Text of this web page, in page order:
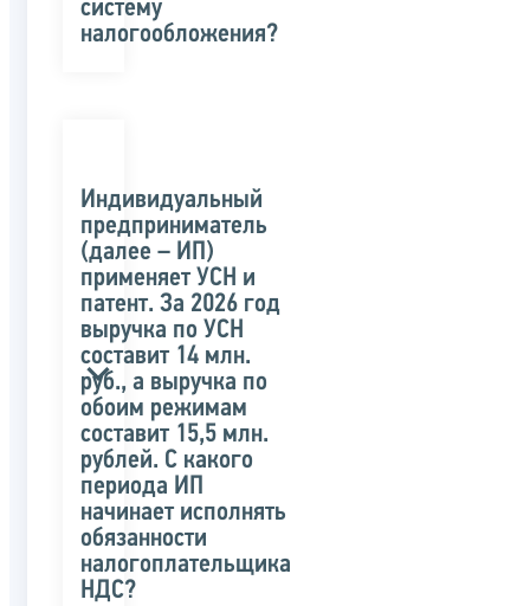
систему
налогообложения?
Индивидуальный
предприниматель
(далее – ИП)
применяет УСН и
патент. За 2026 год
выручка по УСН
составит 14 млн.
руб., а выручка по
обоим режимам
составит 15,5 млн.
рублей. С какого
периода ИП
начинает исполнять
обязанности
налогоплательщика
НДС?